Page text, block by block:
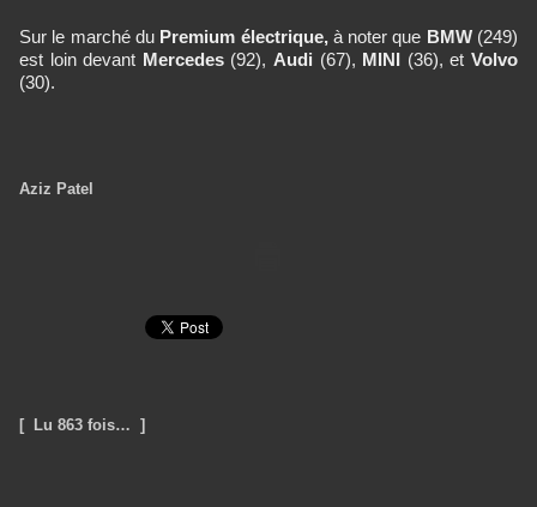
Sur le marché du Premium électrique,à noter que BMW(249)
est loin devant Mercedes(92), Audi (67), MINI (36), etVolvo
(30).
Aziz Patel
[ Lu 863 fois… ]